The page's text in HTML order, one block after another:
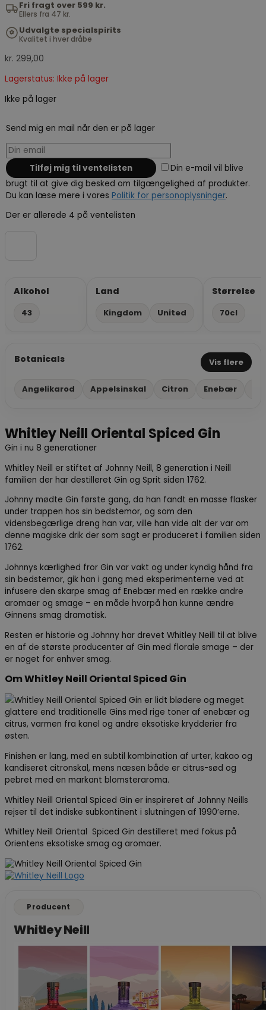
Fri fragt over 599 kr.
Ellers fra 47 kr.
Udvalgte specialspirits
Kvalitet i hver dråbe
kr. 299,00
Lagerstatus: Ikke på lager
Ikke på lager
Send mig en mail når den er på lager
Din e-mail vil blive
brugt til at give dig besked om tilgængelighed af produkter.
Du kan læse mere i vores Politik for personoplysninger.
Der er allerede 4 på ventelisten
Alkohol
43
Land
Kingdom United
Størrelse
70cl
Botanicals Vis flere
Angelikarod Appelsinskal Citron Enebær
Whitley Neill Oriental Spiced Gin
Gin i nu 8 generationer
Whitley Neill er stiftet af Johnny Neill, 8 generation i Neill
familien der har destilleret Gin og Sprit siden 1762.
Johnny mødte Gin første gang, da han fandt en masse flasker
under trappen hos sin bedstemor, og som den
vidensbegærlige dreng han var, ville han vide alt der var om
denne magiske drik der som sagt er produceret i familien siden
1762.
Johnnys kærlighed fror Gin var vakt og under kyndig hånd fra
sin bedstemor, gik han i gang med eksperimenterne ved at
infusere den skarpe smag af Enebær med en række andre
aromaer og smage – en måde hvorpå han kunne ændre
Ginnens smag dramatisk.
Resten er historie og Johnny har drevet Whitley Neill til at blive
en af de største producenter af Gin med florale smage – der
er noget for enhver smag.
Om Whitley Neill Oriental Spiced Gin​
Whitley Neill Oriental Spiced Gin er lidt blødere og meget
glattere end traditionelle Gins med rige toner af enebær og
citrus, varmen fra kanel og andre eksotiske krydderier fra
østen.
Finishen er lang, med en subtil kombination af urter, kakao og
kandiseret citronskal, mens næsen både er citrus-sød og
pebret med en markant blomsteraroma.
Whitley Neill Oriental Spiced Gin er inspireret af Johnny Neills
rejser til det indiske subkontinent i slutningen af 1990’erne.
Whitley Neill Oriental Spiced Gin destilleret med fokus på
Orientens eksotiske smag og aromaer.
Producent
Whitley Neill